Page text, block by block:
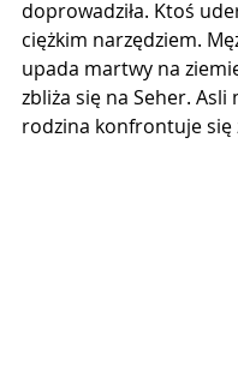
doprowadziła. Ktoś
ciężkim narzędziem.
upada martwy na
zbliża się na Seher. Asli
rodzina konfrontuje się